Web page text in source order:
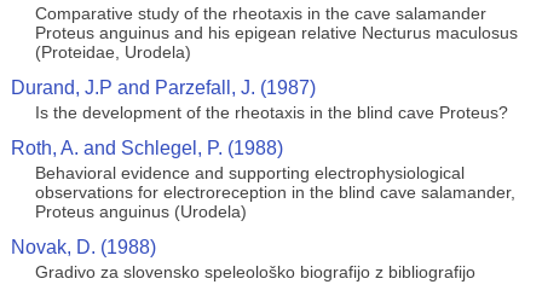
Comparative study of the rheotaxis in the cave salamander
Proteus anguinus and his epigean relative Necturus maculosus
(Proteidae, Urodela)
Durand, J.P and Parzefall, J. (1987)
Is the development of the rheotaxis in the blind cave Proteus?
Roth, A. and Schlegel, P. (1988)
Behavioral evidence and supporting electrophysiological
observations for electroreception in the blind cave salamander,
Proteus anguinus (Urodela)
Novak, D. (1988)
Gradivo za slovensko speleološko biografijo z bibliografijo